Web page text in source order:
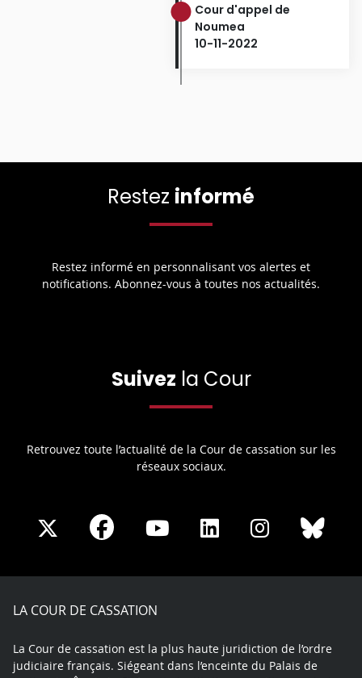
Cour d'appel de
Noumea
10-11-2022
Restez informé
Restez informé en personnalisant vos alertes et
notifications. Abonnez-vous à toutes nos actualités.
Suivez la Cour
Retrouvez toute l’actualité de la Cour de cassation sur les
réseaux sociaux.
Share
X
Share
Facebook
Share
Youtube
Share
LinkedIn
Share
Instagram
LA COUR DE CASSATION
La Cour de cassation est la plus haute juridiction de l’ordre
judiciaire français. Siégeant dans l’enceinte du Palais de